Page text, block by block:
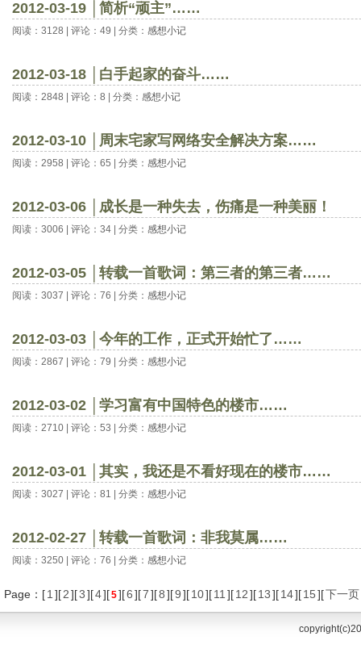
2012-03-19 │简析“顽主”……
阅读：3128 | 评论：49 | 分类： 感想小记
2012-03-18 │白手起家的奋斗……
阅读：2848 | 评论：8 | 分类： 感想小记
2012-03-10 │周末宅家写网络安全解决方案……
阅读：2958 | 评论：65 | 分类： 感想小记
2012-03-06 │成长是一种失去，伤痛是一种美丽！
阅读：3006 | 评论：34 | 分类： 感想小记
2012-03-05 │转载一首歌词：第三者的第三者……
阅读：3037 | 评论：76 | 分类： 感想小记
2012-03-03 │今年的工作，正式开始忙了……
阅读：2867 | 评论：79 | 分类： 感想小记
2012-03-02 │学习富有中国特色的楼市……
阅读：2710 | 评论：53 | 分类： 感想小记
2012-03-01 │其实，我还是不看好现在的楼市……
阅读：3027 | 评论：81 | 分类： 感想小记
2012-02-27 │转载一首歌词：非我莫属……
阅读：3250 | 评论：76 | 分类： 感想小记
Page：[1 ][2][3][4][5][6][7][8][9][10][11 ][12][13][14][15][下一页